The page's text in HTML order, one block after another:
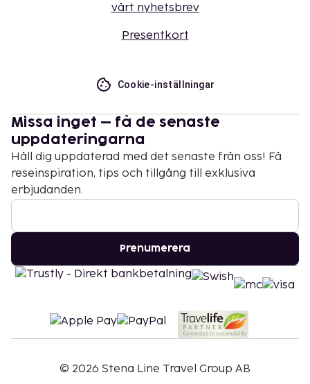
vårt nyhetsbrev
Presentkort
Cookie-inställningar
Missa inget – få de senaste
uppdateringarna
Håll dig uppdaterad med det senaste från oss! Få
reseinspiration, tips och tillgång till exklusiva
erbjudanden.
Prenumerera
© 2026 Stena Line Travel Group AB